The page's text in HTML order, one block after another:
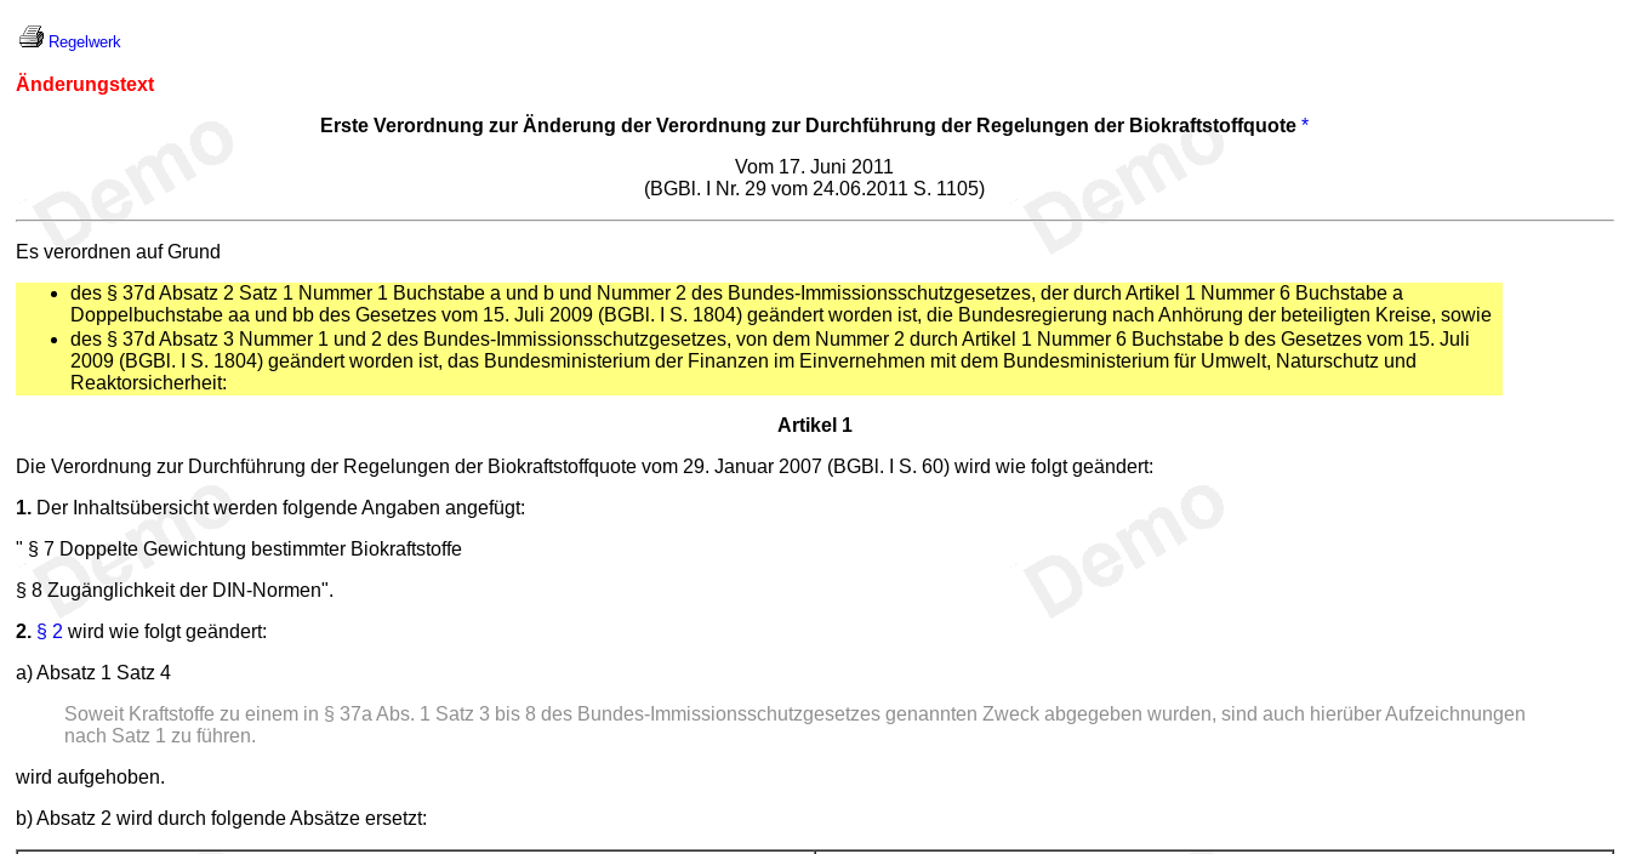
Regelwerk
Änderungstext
Erste Verordnung zur Änderung der Verordnung zur Durchführung der Regelungen der Biokraftstoffquote *
Vom 17. Juni 2011
(BGBl. I Nr. 29 vom 24.06.2011 S. 1105)
Es verordnen auf Grund
des § 37d Absatz 2 Satz 1 Nummer 1 Buchstabe a und b und Nummer 2 des Bundes-Immissionsschutzgesetzes, der durch Artikel 1 Nummer 6 Buchstabe a
Doppelbuchstabe aa und bb des Gesetzes vom 15. Juli 2009 (BGBl. I S. 1804) geändert worden ist, die Bundesregierung nach Anhörung der beteiligten Kreise, sowie
des § 37d Absatz 3 Nummer 1 und 2 des Bundes-Immissionsschutzgesetzes, von dem Nummer 2 durch Artikel 1 Nummer 6 Buchstabe b des Gesetzes vom 15. Juli
2009 (BGBl. I S. 1804) geändert worden ist, das Bundesministerium der Finanzen im Einvernehmen mit dem Bundesministerium für Umwelt, Naturschutz und
Reaktorsicherheit:
Artikel 1
Die Verordnung zur Durchführung der Regelungen der Biokraftstoffquote vom 29. Januar 2007 (BGBl. I S. 60) wird wie folgt geändert:
1. Der Inhaltsübersicht werden folgende Angaben angefügt:
" § 7 Doppelte Gewichtung bestimmter Biokraftstoffe
§ 8 Zugänglichkeit der DIN-Normen".
2. § 2 wird wie folgt geändert:
a) Absatz 1 Satz 4
Soweit Kraftstoffe zu einem in § 37a Abs. 1 Satz 3 bis 8 des Bundes-Immissionsschutzgesetzes genannten Zweck abgegeben wurden, sind auch hierüber Aufzeichnungen
nach Satz 1 zu führen.
wird aufgehoben.
b) Absatz 2 wird durch folgende Absätze ersetzt: